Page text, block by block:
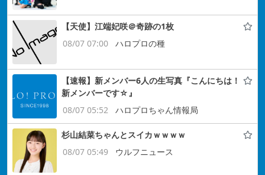
【天使】江端妃咲＠奇跡の1枚
08/07 07:00
ハロプロの種
【速報】新メンバー6人の生写真『こんにちは！
新メンバーです☆』
08/07 05:52
ハロプロちゃん情報局
杉山結菜ちゃんとスイカｗｗｗｗ
08/07 05:49
ウルフニュース